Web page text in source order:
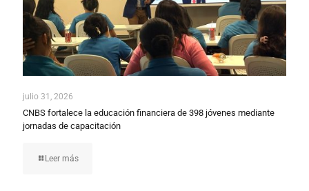
julio 31, 2026
CNBS fortalece la educación financiera de 398 jóvenes mediante
jornadas de capacitación
Leer más